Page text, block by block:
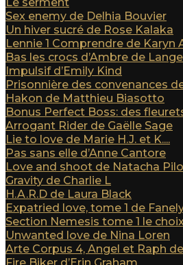
Sex enemy de Delhia Bouvier
Un hiver sucré de Rose Kalaka
Lennie 1 Comprendre de Karyn
Bas les crocs d’Ambre de
Impulsif d’Emily Kind
Prisonnière des convenances
Hakon de Matthieu Biasotto
Bonus Perfect Boss: des
Arrogant Rider de Gaëlle Sage
Lie to love de Marie H.J. et K....
Pas sans elle d’Anne Cantore
Love and shoot de Natacha
Gravity de Charlie L
H.A.R.D de Laura Black
Expatried love, tome 1 de
Section Nemesis tome 1 le
Unwanted love de Nina Loren
Arte Corpus 4, Angel et Raph de